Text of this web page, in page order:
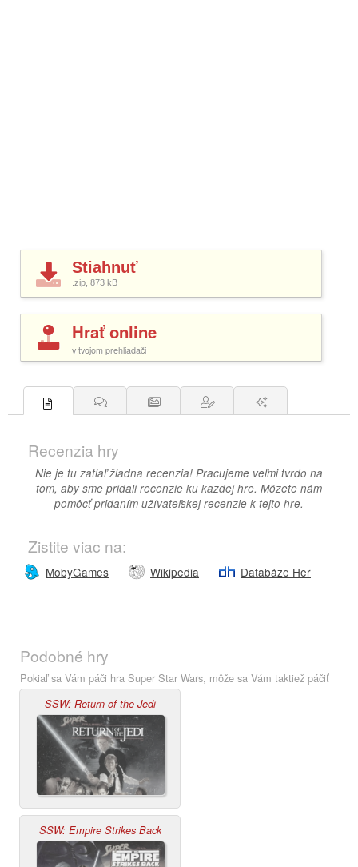
Stiahnuť
.zip, 873 kB
Hrať online
v tvojom prehliadači
Recenzia hry
Nie je tu zatiaľ žiadna recenzia! Pracujeme veľmi tvrdo na
tom, aby sme pridali recenzie ku každej hre. Môžete nám
pomôcť pridaním užívateľskej recenzie k tejto hre.
Zistite viac na:
MobyGames Wikipedia Databáze Her
Podobné hry
Pokiaľ sa Vám páči hra Super Star Wars, môže sa Vám taktiež páčiť
SSW: Return of the Jedi
SSW: Empire Strikes Back